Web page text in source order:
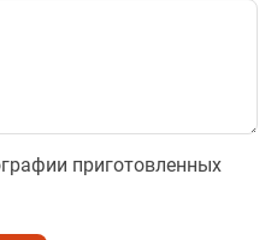
приготовленных